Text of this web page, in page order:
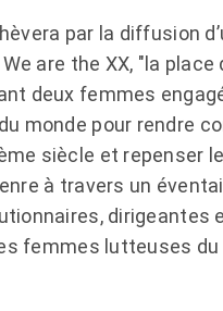
par la diffusion
are the XX, "la place
deux femmes
monde pour rendre
siècle et repenser
à travers un
dirigeantes
femmes lutteuses du